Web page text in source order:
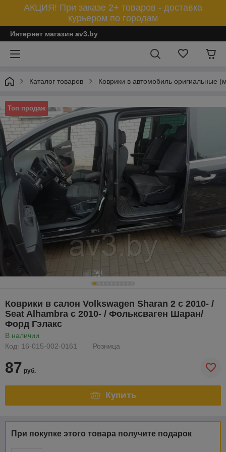
АКЦИЯ! При заказе 2+ товаров - доставка
курьером по городам
Интернет магазин av3.by
Каталог товаров Коврики в автомобиль оригиальные
Топ продаж
Коврики в салон Volkswagen Sharan 2 c 2010- /
Seat Alhambra c 2010- / Фольксваген Шаран/
Форд Гэлакс
В наличии
Код: 16-015-002-0161
Розница
87 руб.
Купить
При покупке этого товара получите подарок